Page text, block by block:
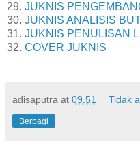
29. JUKNIS
30. JUKNIS ANALISIS
31. JUKNIS PENULISAN
32. COVER JUKNIS
adisaputra at 09.51 Tidak
Berbagi